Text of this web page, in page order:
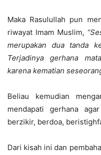
Maka Rasulullah pun
riwayat Imam Muslim,
merupakan dua tanda
Terjadinya gerhana
karena kematian
Beliau kemudian
mendapati gerhana
berzikir, berdoa,
Dari kisah ini dan